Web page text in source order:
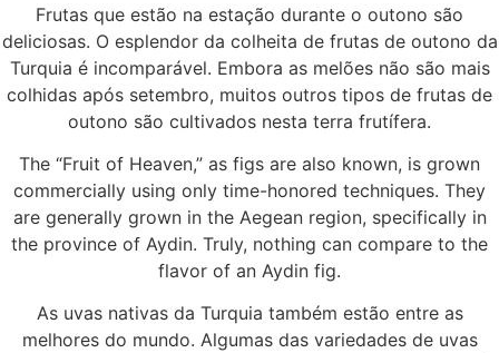
Frutas que estão na estação durante o outono são
deliciosas. O esplendor da colheita de frutas de outono da
Turquia é incomparável. Embora as melões não são mais
colhidas após setembro, muitos outros tipos de frutas de
outono são cultivados nesta terra frutífera.
The “Fruit of Heaven,” as figs are also known, is grown
commercially using only time-honored techniques. They
are generally grown in the Aegean region, specifically in
the province of Aydin. Truly, nothing can compare to the
flavor of an Aydin fig.
As uvas nativas da Turquia também estão entre as
melhores do mundo. Algumas das variedades de uvas